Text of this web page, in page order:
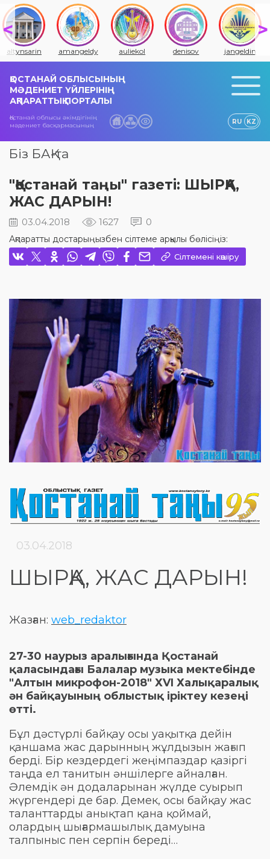
altynsarin amangeldy auliekol denisov jangeldin
ҚОСТАНАЙ ОБЛЫСЫНЫҢ
МӘДЕНИЕТ ҮЙЛЕРІНІҢ
АҚПАРАТТЫҚ ПОРТАЛЫ
Қостанай облысы әкімдігінің
мәдениет басқармасының
RU KZ
Біз БАҚ-та
"Қостанай таңы" газеті: ШЫРҚА,
ЖАС ДАРЫН!
03.04.2018 1627 0
Ақпаратты достарыңызбен сілтеме арқылы бөлісіңіз:
Сілтемені көшіру
03.04.2018
ШЫРҚА, ЖАС ДАРЫН!
Жазған: web_redaktor
27-30 наурыз аралығында Қостанай
қаласындағы Балалар музыка мектебінде
"Алтын микрофон-2018" ХVI Халықаралық
ән байқауының облыстық іріктеу кезеңі
өтті.
Бұл дәстүрлі байқау осы уақытқа дейін
қаншама жас дарынның жұлдызын жағып
берді. Бір кездердегі жеңімпаздар қазіргі
таңда ел танитын әншілерге айналған.
Әлемдік ән додаларынан жүлде суырып
жүргендері де бар. Демек, осы байқау жас
таланттарды анықтап қана қоймай,
олардың шығармашылық дамуына
талпыныс пен серпін береді…